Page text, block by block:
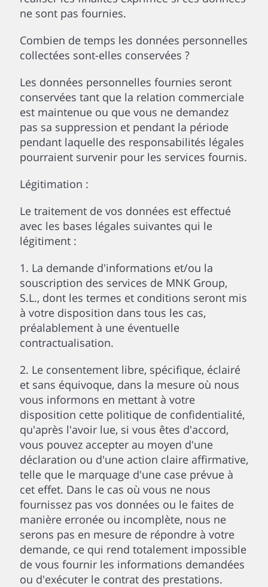
ne sont pas fournies.
Combien de temps les données personnelles
collectées sont-elles conservées ?
Les données personnelles fournies seront
conservées tant que la relation commerciale
est maintenue ou que vous ne demandez
pas sa suppression et pendant la période
pendant laquelle des responsabilités légales
pourraient survenir pour les services fournis.
Légitimation :
Le traitement de vos données est effectué
avec les bases légales suivantes qui le
légitiment :
1. La demande d'informations et/ou la
souscription des services de MNK Group,
S.L., dont les termes et conditions seront mis
à votre disposition dans tous les cas,
préalablement à une éventuelle
contractualisation.
2. Le consentement libre, spécifique, éclairé
et sans équivoque, dans la mesure où nous
vous informons en mettant à votre
disposition cette politique de confidentialité,
qu'après l'avoir lue, si vous êtes d'accord,
vous pouvez accepter au moyen d'une
déclaration ou d'une action claire affirmative,
telle que le marquage d'une case prévue à
cet effet. Dans le cas où vous ne nous
fournissez pas vos données ou le faites de
manière erronée ou incomplète, nous ne
serons pas en mesure de répondre à votre
demande, ce qui rend totalement impossible
de vous fournir les informations demandées
ou d'exécuter le contrat des prestations.